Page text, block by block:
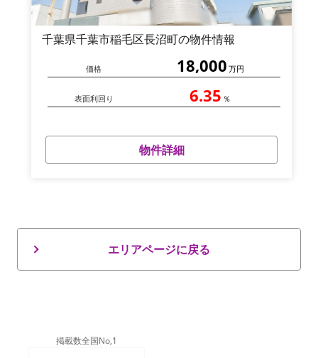
千葉県千葉市稲毛区長沼町の物件情報
価格 18,000 万円
表面利回り 6.35 ％
物件詳細
エリアページに戻る
掲載数全国No,1